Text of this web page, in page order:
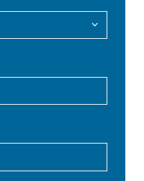
EN-US
PT-PT
SK